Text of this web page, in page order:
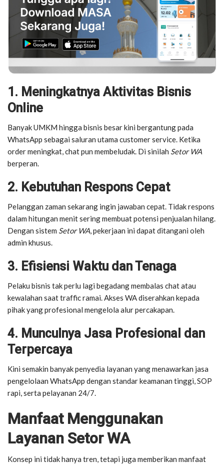
1. Meningkatnya Aktivitas Bisnis
Online
Banyak UMKM hingga bisnis besar kini bergantung pada
WhatsApp sebagai saluran utama customer service. Ketika
order meningkat, chat pun membeludak. Di sinilah Setor WA
berperan.
2. Kebutuhan Respons Cepat
Pelanggan zaman sekarang ingin jawaban cepat. Tidak respons
dalam hitungan menit sering membuat potensi penjualan hilang.
Dengan sistem Setor WA, pekerjaan ini dapat ditangani oleh
admin khusus.
3. Efisiensi Waktu dan Tenaga
Pelaku bisnis tak perlu lagi begadang membalas chat atau
kewalahan saat traffic ramai. Akses WA diserahkan kepada
pihak yang profesional mengelola alur percakapan.
4. Munculnya Jasa Profesional dan
Terpercaya
Kini semakin banyak penyedia layanan yang menawarkan jasa
pengelolaan WhatsApp dengan standar keamanan tinggi, SOP
rapi, serta pelayanan 24/7.
Manfaat Menggunakan
Layanan Setor WA
Konsep ini tidak hanya tren, tetapi juga memberikan manfaat